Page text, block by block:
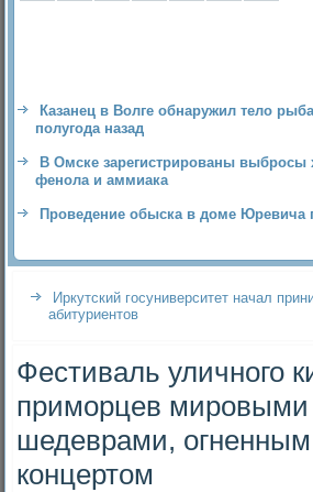
Казанец в Волге обнаружил тело
полугода назад
В Омске зарегистрированы выбросы
фенола и аммиака
Проведение обыска в доме Юревича
Иркутский госуниверситет начал
абитуриентов
Фестиваль уличного
приморцев мировыми
шедеврами,
концертом